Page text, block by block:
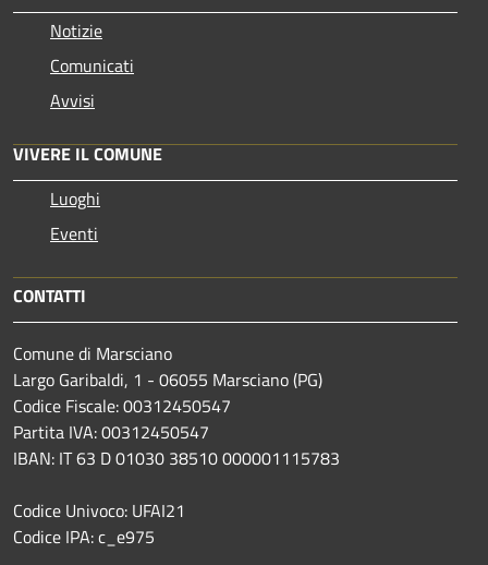
Notizie
Comunicati
Avvisi
VIVERE IL COMUNE
Luoghi
Eventi
CONTATTI
Comune di Marsciano
Largo Garibaldi, 1 - 06055 Marsciano (PG)
Codice Fiscale: 00312450547
Partita IVA: 00312450547
IBAN: IT 63 D 01030 38510 000001115783
Codice Univoco: UFAI21
Codice IPA: c_e975